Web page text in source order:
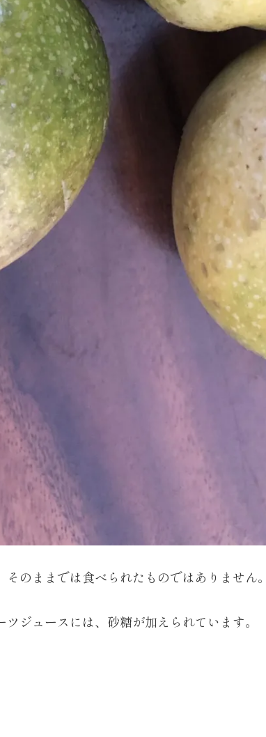
のままでは食べられたものではありません
ジュースには、砂糖が加えられています。